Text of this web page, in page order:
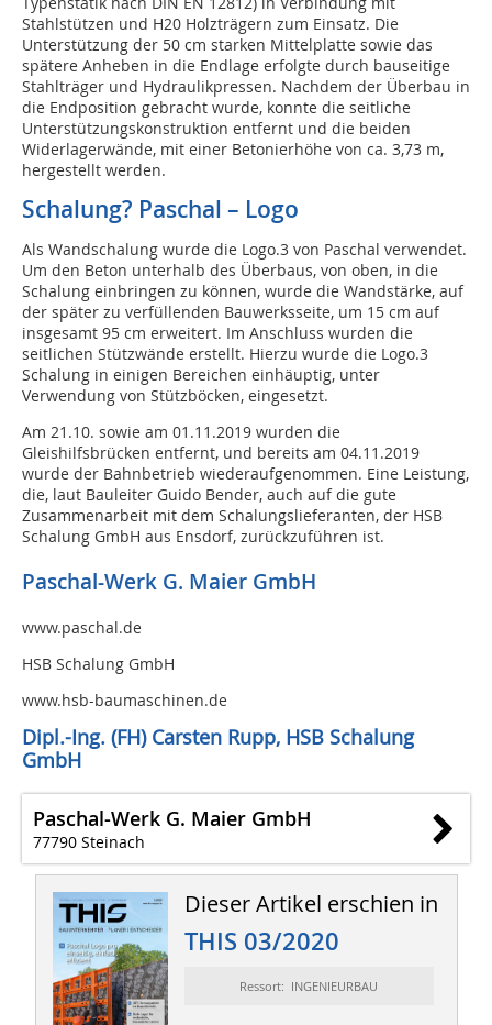
Stahlstützen und H20 Holzträgern zum Einsatz. Die
Unterstützung der 50 cm starken Mittelplatte sowie das
spätere Anheben in die Endlage erfolgte durch bauseitige
Stahlträger und Hydraulikpressen. Nachdem der Überbau in
die Endposition gebracht wurde, konnte die seitliche
Unterstützungskonstruktion entfernt und die beiden
Widerlagerwände, mit einer Betonierhöhe von ca. 3,73 m,
hergestellt werden.
Schalung? Paschal – Logo
Als Wandschalung wurde die Logo.3 von Paschal verwendet.
Um den Beton unterhalb des Überbaus, von oben, in die
Schalung einbringen zu können, wurde die Wandstärke, auf
der später zu verfüllenden Bauwerksseite, um 15 cm auf
insgesamt 95 cm erweitert. Im Anschluss wurden die
seitlichen Stützwände erstellt. Hierzu wurde die Logo.3
Schalung in einigen Bereichen einhäuptig, unter
Verwendung von Stützböcken, eingesetzt.
Am 21.10. sowie am 01.11.2019 wurden die
Gleishilfsbrücken entfernt, und bereits am 04.11.2019
wurde der Bahnbetrieb wiederaufgenommen. Eine Leistung,
die, laut Bauleiter Guido Bender, auch auf die gute
Zusammenarbeit mit dem Schalungslieferanten, der HSB
Schalung GmbH aus Ensdorf, zurückzuführen ist.
Paschal-Werk G. Maier GmbH
www.paschal.de
HSB Schalung GmbH
www.hsb-baumaschinen.de
Dipl.-Ing. (FH) Carsten Rupp, HSB Schalung
GmbH
Paschal-Werk G. Maier GmbH
77790 Steinach
Dieser Artikel erschien in
THIS 03/2020
Ressort: INGENIEURBAU